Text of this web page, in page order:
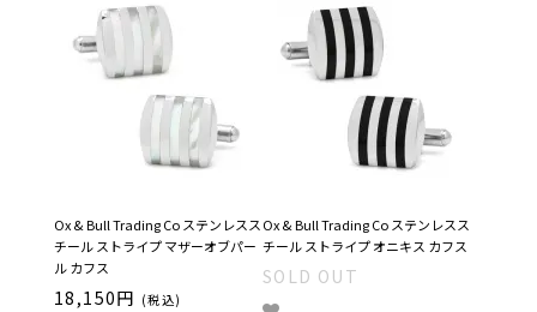
Ox & Bull Trading Co ステンレスス
チール ストライプ マザーオブパー
ル カフス
18,150円 (税込)
Ox & Bull Trading Co ステンレスス
チール ストライプ オニキス カフス
SOLD OUT